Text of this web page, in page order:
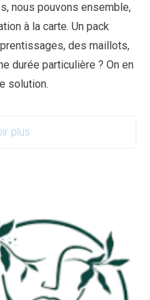
nous pouvons ensemble,
à la carte. Un pack
des maillots,
durée particulière ? On en
solution.
plus